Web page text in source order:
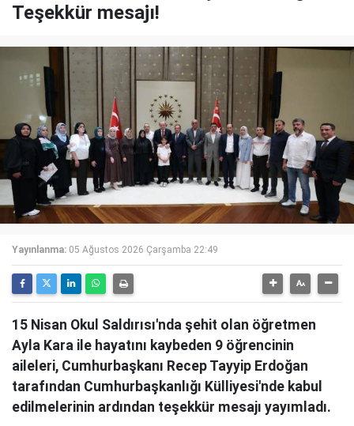
Teşekkür mesajı!
Yayınlanma: 05 Ağustos 2026 Çarşamba 22:49
15 Nisan Okul Saldırısı'nda şehit olan öğretmen
Ayla Kara ile hayatını kaybeden 9 öğrencinin
aileleri, Cumhurbaşkanı Recep Tayyip Erdoğan
tarafından Cumhurbaşkanlığı Külliyesi'nde kabul
edilmelerinin ardından teşekkür mesajı yayımladı.